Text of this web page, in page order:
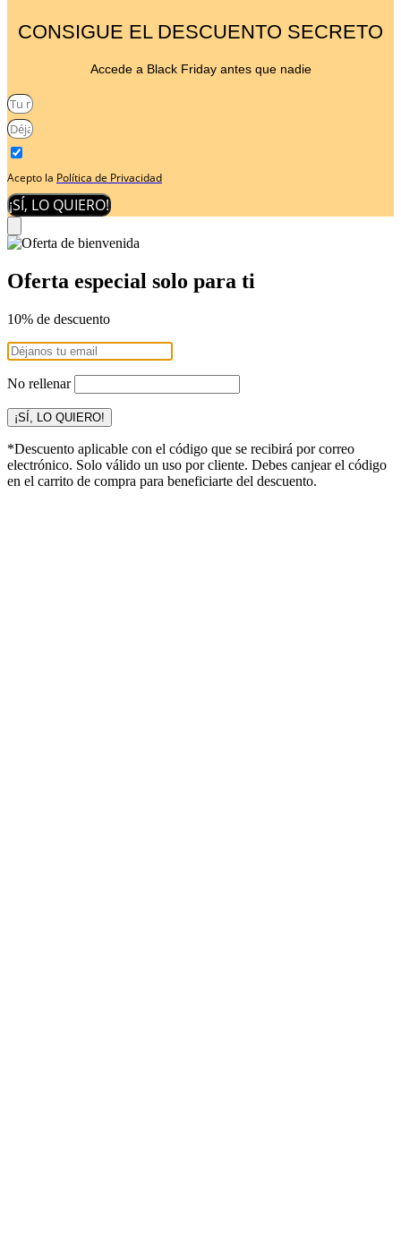
CONSIGUE EL DESCUENTO SECRETO
Accede a Black Friday antes que nadie
Acepto la Política de Privacidad
¡SÍ, LO QUIERO!
Oferta especial solo para ti
10% de descuento
No rellenar
¡SÍ, LO QUIERO!
*Descuento aplicable con el código que se recibirá por correo
electrónico. Solo válido un uso por cliente. Debes canjear el código
en el carrito de compra para beneficiarte del descuento.